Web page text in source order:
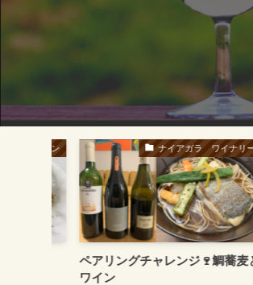
ナイアガラ ワイナリー
ペアリングチャレンジ🍷鯛蕎麦と
ワイン